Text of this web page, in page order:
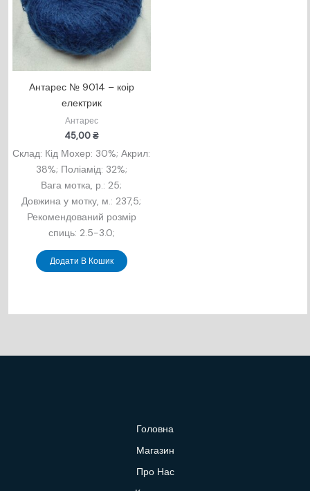
Антарес № 9014 – коір
електрик
Антарес
45,00₴
Склад: Кід Мохер: 30%; Акрил:
38%; Поліамід: 32%;
Вага мотка, р.: 25;
Довжина у мотку, м.: 237,5;
Рекомендований розмір
спиць: 2.5-3.0;
Додати В Кошик
Головна
Магазин
Про Нас